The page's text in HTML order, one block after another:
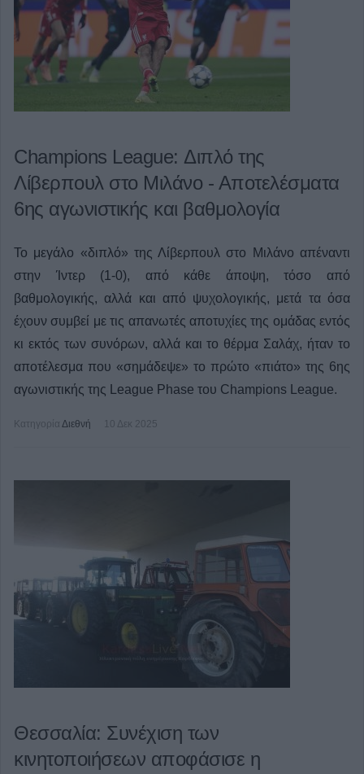
Champions League: Διπλό της
Λίβερπουλ στο Μιλάνο - Αποτελέσματα
6ης αγωνιστικής και βαθμολογία
Το μεγάλο «διπλό» της Λίβερπουλ στο Μιλάνο απέναντι
στην Ίντερ (1-0), από κάθε άποψη, τόσο από
βαθμολογικής, αλλά και από ψυχολογικής, μετά τα όσα
έχουν συμβεί με τις απανωτές αποτυχίες της ομάδας εντός
κι εκτός των συνόρων, αλλά και το θέρμα Σαλάχ, ήταν το
αποτέλεσμα που «σημάδεψε» το πρώτο «πιάτο» της 6ης
αγωνιστικής της League Phase του Champions League.
Κατηγορία Διεθνή 10 Δεκ 2025
Θεσσαλία: Συνέχιση των
κινητοποιήσεων αποφάσισε η